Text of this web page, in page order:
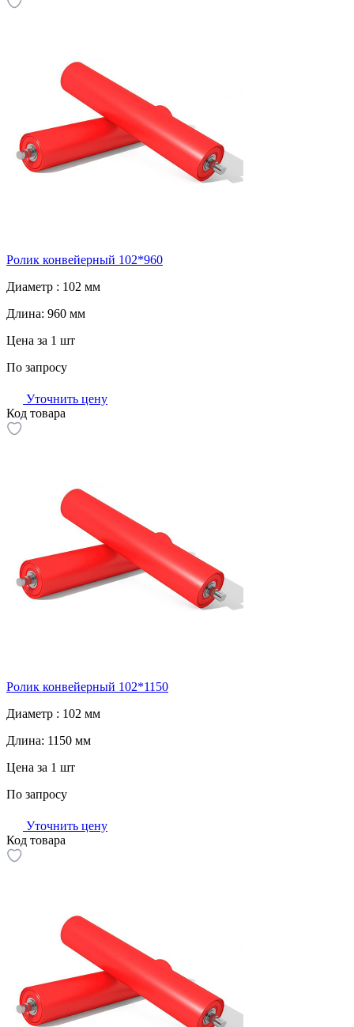
Ролик конвейерный 102*960
Диаметр : 102 мм
Длина: 960 мм
Цена за 1 шт
По запросу
Уточнить цену
Код товара
Ролик конвейерный 102*1150
Диаметр : 102 мм
Длина: 1150 мм
Цена за 1 шт
По запросу
Уточнить цену
Код товара